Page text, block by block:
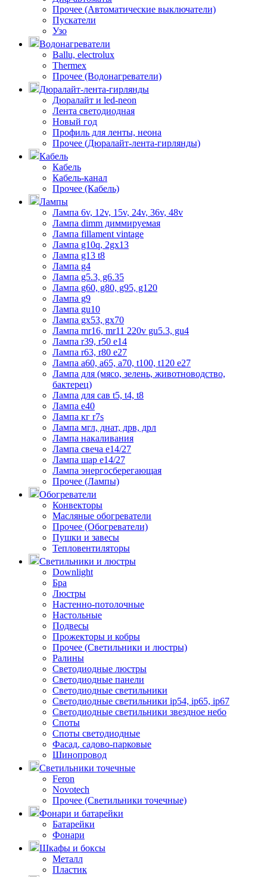
Прочее (Автоматические выключатели)
Пускатели
Узо
Водонагреватели
Ballu, electrolux
Thermex
Прочее (Водонагреватели)
Дюралайт-лента-гирлянды
Дюралайт и led-neon
Лента светодиодная
Новый год
Профиль для ленты, неона
Прочее (Дюралайт-лента-гирлянды)
Кабель
Кабель
Кабель-канал
Прочее (Кабель)
Лампы
Лампа 6v, 12v, 15v, 24v, 36v, 48v
Лампа dimm диммируемая
Лампа fillament vintage
Лампа g10q, 2gx13
Лампа g13 t8
Лампа g4
Лампа g5.3, g6.35
Лампа g60, g80, g95, g120
Лампа g9
Лампа gu10
Лампа gx53, gx70
Лампа mr16, mr11 220v gu5.3, gu4
Лампа r39, r50 е14
Лампа r63, r80 е27
Лампа а60, а65, а70, t100, t120 е27
Лампа для (мясо, зелень, животноводство,
бактерец)
Лампа для сав t5, t4, t8
Лампа е40
Лампа кг r7s
Лампа мгл, днат, дрв, дрл
Лампа накаливания
Лампа свеча е14/27
Лампа шар е14/27
Лампа энергосберегающая
Прочее (Лампы)
Обогреватели
Конвекторы
Масляные обогреватели
Прочее (Обогреватели)
Пушки и завесы
Тепловентиляторы
Светильники и люстры
Downlight
Бра
Люстры
Настенно-потолочные
Настольные
Подвесы
Прожекторы и кобры
Прочее (Светильники и люстры)
Ралины
Светодиодные люстры
Светодиодные панели
Светодиодные светильники
Светодиодные светильники ip54, ip65, ip67
Светодиодные светильники звездное небо
Споты
Споты светодиодные
Фасад, садово-парковые
Шинопровод
Светильники точечные
Feron
Novotech
Прочее (Светильники точечные)
Фонари и батарейки
Батарейки
Фонари
Шкафы и боксы
Металл
Пластик